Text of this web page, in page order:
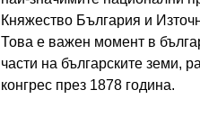
Княжество България и
Това е важен момент в
части на българските земи,
конгрес през 1878 година.